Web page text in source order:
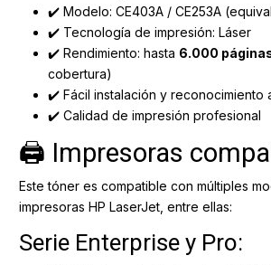
✔️ Modelo: CE403A / CE253A
✔️ Tecnología de impresión: Láser
✔️ Rendimiento: hasta 6.000
cobertura)
✔️ Fácil instalación y reconocimiento
✔️ Calidad de impresión profesional
🖨️ Impresoras
Este tóner es compatible con múltiples
impresoras HP LaserJet, entre ellas:
Serie Enterprise y Pro: